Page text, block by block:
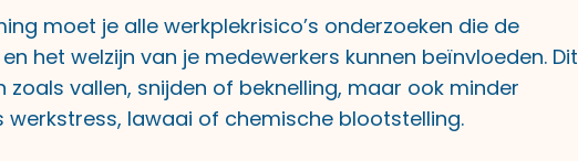
moet je alle werkplekrisico’s onderzoeken die de
het welzijn van je medewerkers kunnen beïnvloeden. Dit
vallen, snijden of beknelling, maar ook minder
werkstress, lawaai of chemische blootstelling.